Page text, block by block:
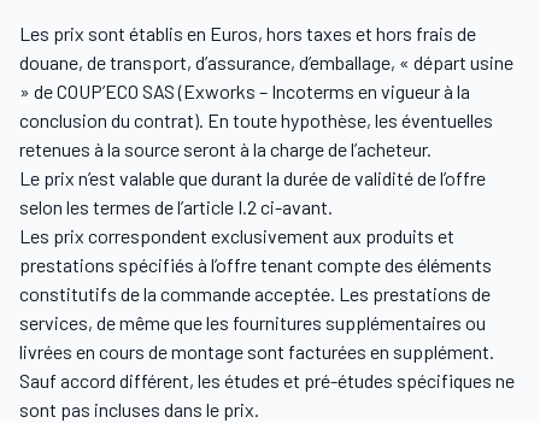
Les prix sont établis en Euros, hors taxes et hors frais de
douane, de transport, d’assurance, d’emballage, « départ usine
» de COUP’ECO SAS (Exworks – Incoterms en vigueur à la
conclusion du contrat). En toute hypothèse, les éventuelles
retenues à la source seront à la charge de l’acheteur.
Le prix n’est valable que durant la durée de validité de l’offre
selon les termes de l’article I.2 ci-avant.
Les prix correspondent exclusivement aux produits et
prestations spécifiés à l’offre tenant compte des éléments
constitutifs de la commande acceptée. Les prestations de
services, de même que les fournitures supplémentaires ou
livrées en cours de montage sont facturées en supplément.
Sauf accord différent, les études et pré-études spécifiques ne
sont pas incluses dans le prix.